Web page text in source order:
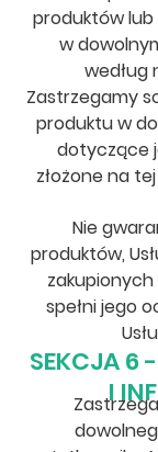
produktów
w
według
Zastrzegamy
produktu w
dotyczące
złożone na
Nie
produktów,
spełni jego
SEKCJA 6
I